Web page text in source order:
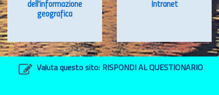
dell'informazione
geografica
Intranet
Valuta questo sito: RISPONDI AL QUESTIONARIO